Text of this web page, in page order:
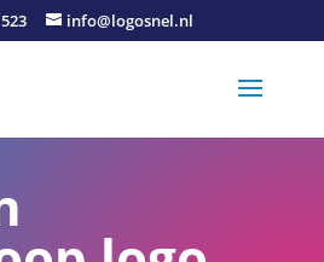
info@logosnel.nl